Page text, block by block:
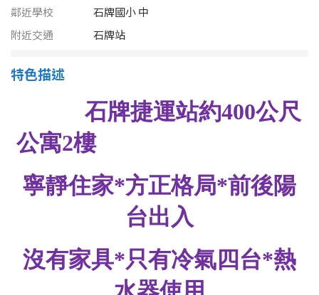
嘉義市
高雄市
屏東縣
花蓮縣
20~30 坪
80坪以上
不拘
地下室
2樓
鄰近學校
石牌國小 中
附近交通
石牌站
特色描述